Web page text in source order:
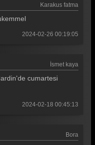
Karakus fatma
2024-02-26 00:19:05
İsmet kaya
cumartesi
2024-02-18 00:45:13
Bora